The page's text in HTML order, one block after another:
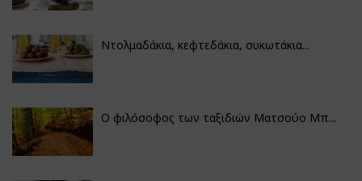
Ντολμαδάκια, κεφτεδάκια, συκωτάκια...
Ο φιλόσοφος των ταξιδιών Ματσούο Μπ...